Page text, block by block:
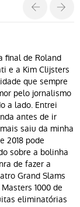
final de Roland
e a Kim Clijsters
que sempre
pelo jornalismo
a lado. Entrei
antes de ir
saiu da minha
2018 pode
sobre a bolinha
de fazer a
Grand Slams
1000 de
eliminatórias